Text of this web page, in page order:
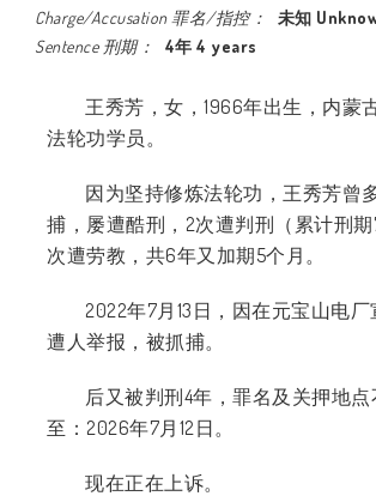
Charge/Accusation 罪名/指控：
未知
Sentence 刑期：
4年 4 years
王秀芳，女，1966年出生，内蒙
法轮功学员。
因为坚持修炼法轮功，王秀芳曾
捕，屡遭酷刑，2次遭判刑（累计刑
次遭劳教，共6年又加期5个月。
2022年7月13日，因在元宝山电厂
遭人举报，被抓捕。
后又被判刑4年，罪名及关押地
至：2026年7月12日。
现在正在上诉。